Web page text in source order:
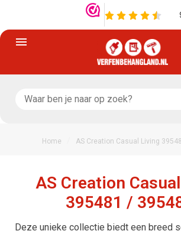
Home AS Creation Casual Living
AS Creation
395481 /
Deze unieke collectie biedt een breed